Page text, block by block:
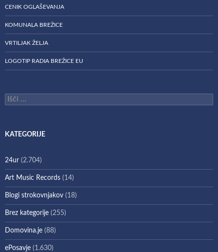
CENIK OGLAŠEVANJA
KOMUNALA BREŽICE
VRTILJAK ŽELJA
LOGOTIP RADIA BREŽICE EU
Išči:
KATEGORIJE
24ur (2.704)
Art Music Records (14)
Blogi strokovnjakov (18)
Brez kategorije (255)
Domovina.je (88)
ePosavje (1.630)